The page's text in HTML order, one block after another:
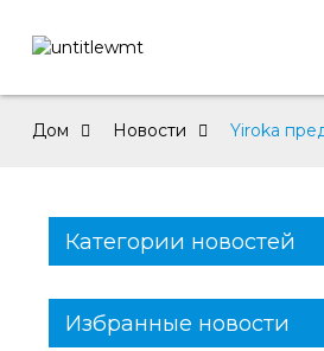
Дом Новости Yiroka
Категории новостей
Избранные новости